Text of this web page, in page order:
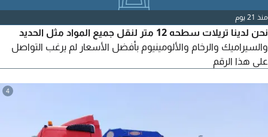
منذ 21 يوم
نحن لدينا تريلات سطحه 12 متر لنقل جميع المواد مثل الحديد
والسيراميك والرخام والألومينيوم بأفضل الأسعار لم يرغب التواصل
على هذا الرقم
4